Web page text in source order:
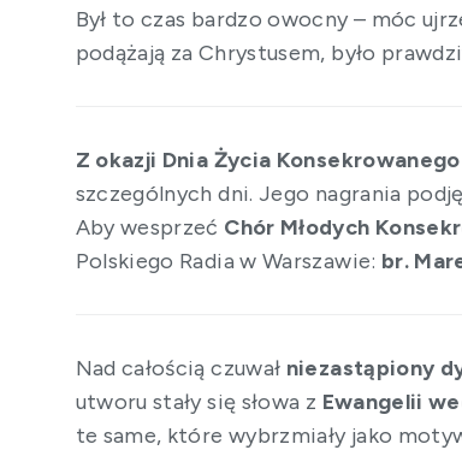
Był to czas bardzo owocny – móc
podążają za Chrystusem, było
Z okazji Dnia Życia Konsekrowanego
szczególnych dni. Jego nagrania
Aby wesprzeć Chór Młodych
Polskiego Radia w Warszawie: br.
Nad całością czuwał niezastąpiony
utworu stały się słowa z Ewangelii
te same, które wybrzmiały jako